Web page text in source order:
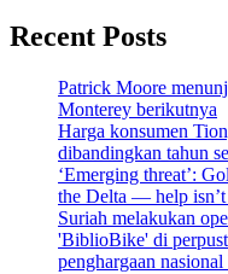
Recent Posts
Patrick Moore
Monterey berikutnya
Harga konsumen
dibandingkan tahun
‘Emerging threat’:
the Delta — help
Suriah melakukan
'BiblioBike' di
penghargaan